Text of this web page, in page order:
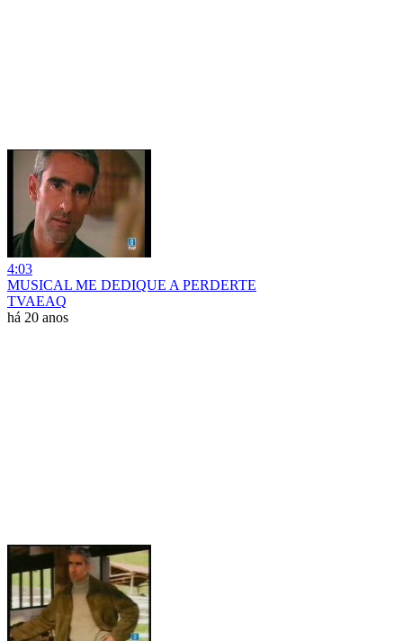
4:03
MUSICAL ME DEDIQUE A PERDERTE
TVAEAQ
há 20 anos